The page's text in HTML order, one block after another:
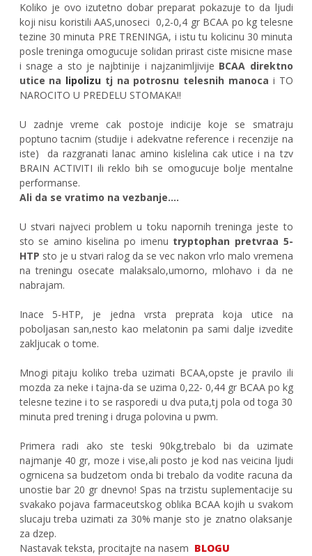
Koliko je ovo izutetno dobar preparat pokazuje to da ljudi
koji nisu koristili AAS,unoseci 0,2-0,4 gr BCAA po kg telesne
tezine 30 minuta PRE TRENINGA, i istu tu kolicinu 30 minuta
posle treninga omogucuje solidan prirast ciste misicne mase
i snage a sto je najbtinije i najzanimljivije BCAA direktno
utice na lipolizu tj na potrosnu telesnih manoca i TO
NAROCITO U PREDELU STOMAKA!!
U zadnje vreme cak postoje indicije koje se smatraju
poptuno tacnim (studije i adekvatne reference i recenzije na
iste) da razgranati lanac amino kislelina cak utice i na tzv
BRAIN ACTIVITI ili reklo bih se omogucuje bolje mentalne
performanse.
Ali da se vratimo na vezbanje....
U stvari najveci problem u toku napornih treninga jeste to
sto se amino kiselina po imenu tryptophan pretvraa 5-
HTP sto je u stvari ralog da se vec nakon vrlo malo vremena
na treningu osecate malaksalo,umorno, mlohavo i da ne
nabrajam.
Inace 5-HTP, je jedna vrsta preprata koja utice na
poboljasan san,nesto kao melatonin pa sami dalje izvedite
zakljucak o tome.
Mnogi pitaju koliko treba uzimati BCAA,opste je pravilo ili
mozda za neke i tajna-da se uzima 0,22- 0,44 gr BCAA po kg
telesne tezine i to se rasporedi u dva puta,tj pola od toga 30
minuta pred trening i druga polovina u pwm.
Primera radi ako ste teski 90kg,trebalo bi da uzimate
najmanje 40 gr, moze i vise,ali posto je kod nas veicina ljudi
ogrnicena sa budzetom onda bi trebalo da vodite racuna da
unostie bar 20 gr dnevno! Spas na trzistu suplementacije su
svakako pojava farmaceutskog oblika BCAA kojih u svakom
slucaju treba uzimati za 30% manje sto je znatno olaksanje
za dzep.
Nastavak teksta, procitajte na nasem BLOGU